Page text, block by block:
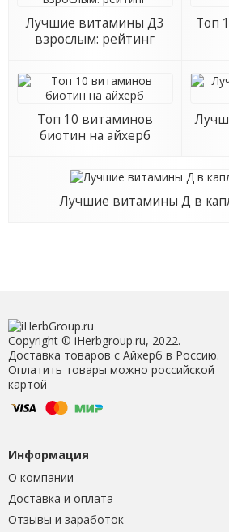
Лучшие витамины Д3
взрослым: рейтинг
Топ
Топ 10 витаминов
биотин на айхерб
Лучшие витамины Д в
Copyright © iHerbgroup.ru, 2022.
Доставка товаров с Айхерб в Россию.
Оплатить товары можно российской
картой
Информация
О компании
Доставка и оплата
Отзывы и заработок